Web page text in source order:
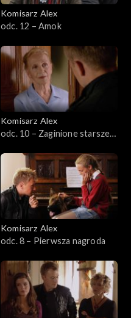
Komisarz Alex
odc. 12 – Amok
Komisarz Alex
odc. 10 – Zaginione starsze
Komisarz Alex
odc. 8 – Pierwsza nagroda